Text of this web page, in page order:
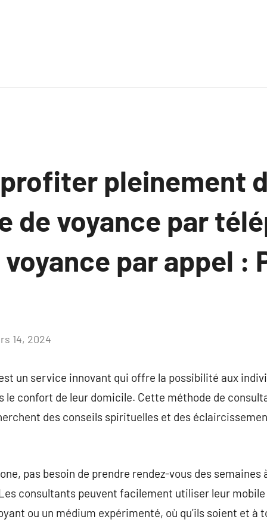
pleinement
de voyance par
par appel :
14, 2024
un service innovant qui offre la possibilité aux
le confort de leur domicile. Cette méthode de
des conseils spirituelles et des
pas besoin de prendre rendez-vous des semaines
consultants peuvent facilement utiliser leur
ou un médium expérimenté, où qu’ils soient et à